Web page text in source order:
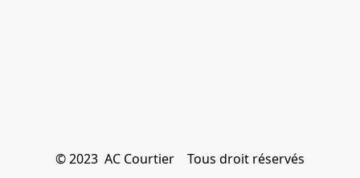
© 2023  AC Courtier    Tous droit réservés